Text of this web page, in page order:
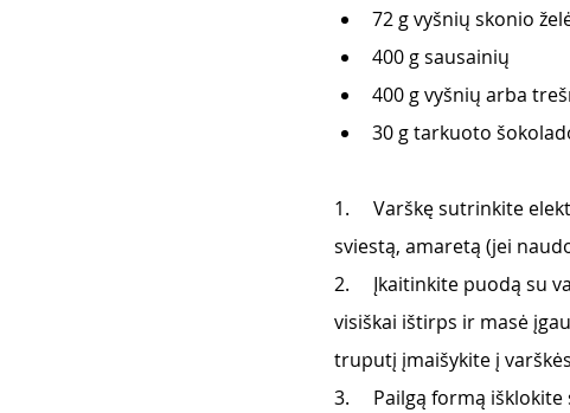
72 g vyšnių skonio
400 g sausainių
400 g vyšnių arba
30 g tarkuoto
1.     Varškę sutrinkite
sviestą, amaretą (jei
2.     Įkaitinkite puodą
visiškai ištirps ir masė
truputį įmaišykite į
3.     Pailgą formą